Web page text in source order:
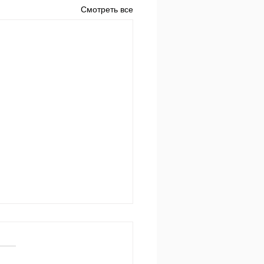
Смотреть все
Пр.24:3-4: «Мудростью